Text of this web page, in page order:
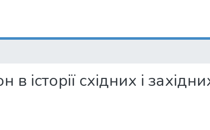
історії східних і